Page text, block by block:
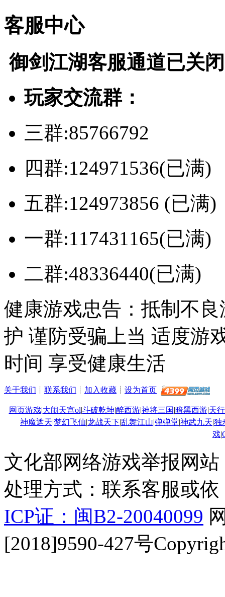
客服中心
御剑江湖客服通道已关闭
玩家交流群：
三群:85766792
四群:124971536(已满)
五群:124973856 (已满)
一群:117431165(已满)
二群:48336440(已满)
健康游戏忠告：抵制不
护 谨防受骗上当 适度游
时间 享受健康生活
关于我们 ┊ 联系我们 ┊ 加入收藏 ┊ 设为首页
网页游戏|大闹天宫ol|斗破乾坤|醉西游|神将三国|暗黑西游|天
神魔遮天|梦幻飞仙|龙战天下|乱舞江山|弹弹堂|神武九天|独
戏|
文化部网络游戏举报网站
处理方式：联系客服或
ICP证：闽B2-20040099
[2018]9590-427号